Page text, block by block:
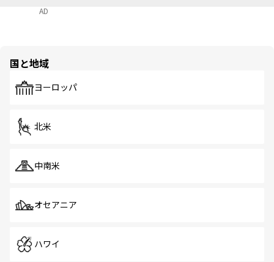
AD
国と地域
ヨーロッパ
北米
中南米
オセアニア
ハワイ